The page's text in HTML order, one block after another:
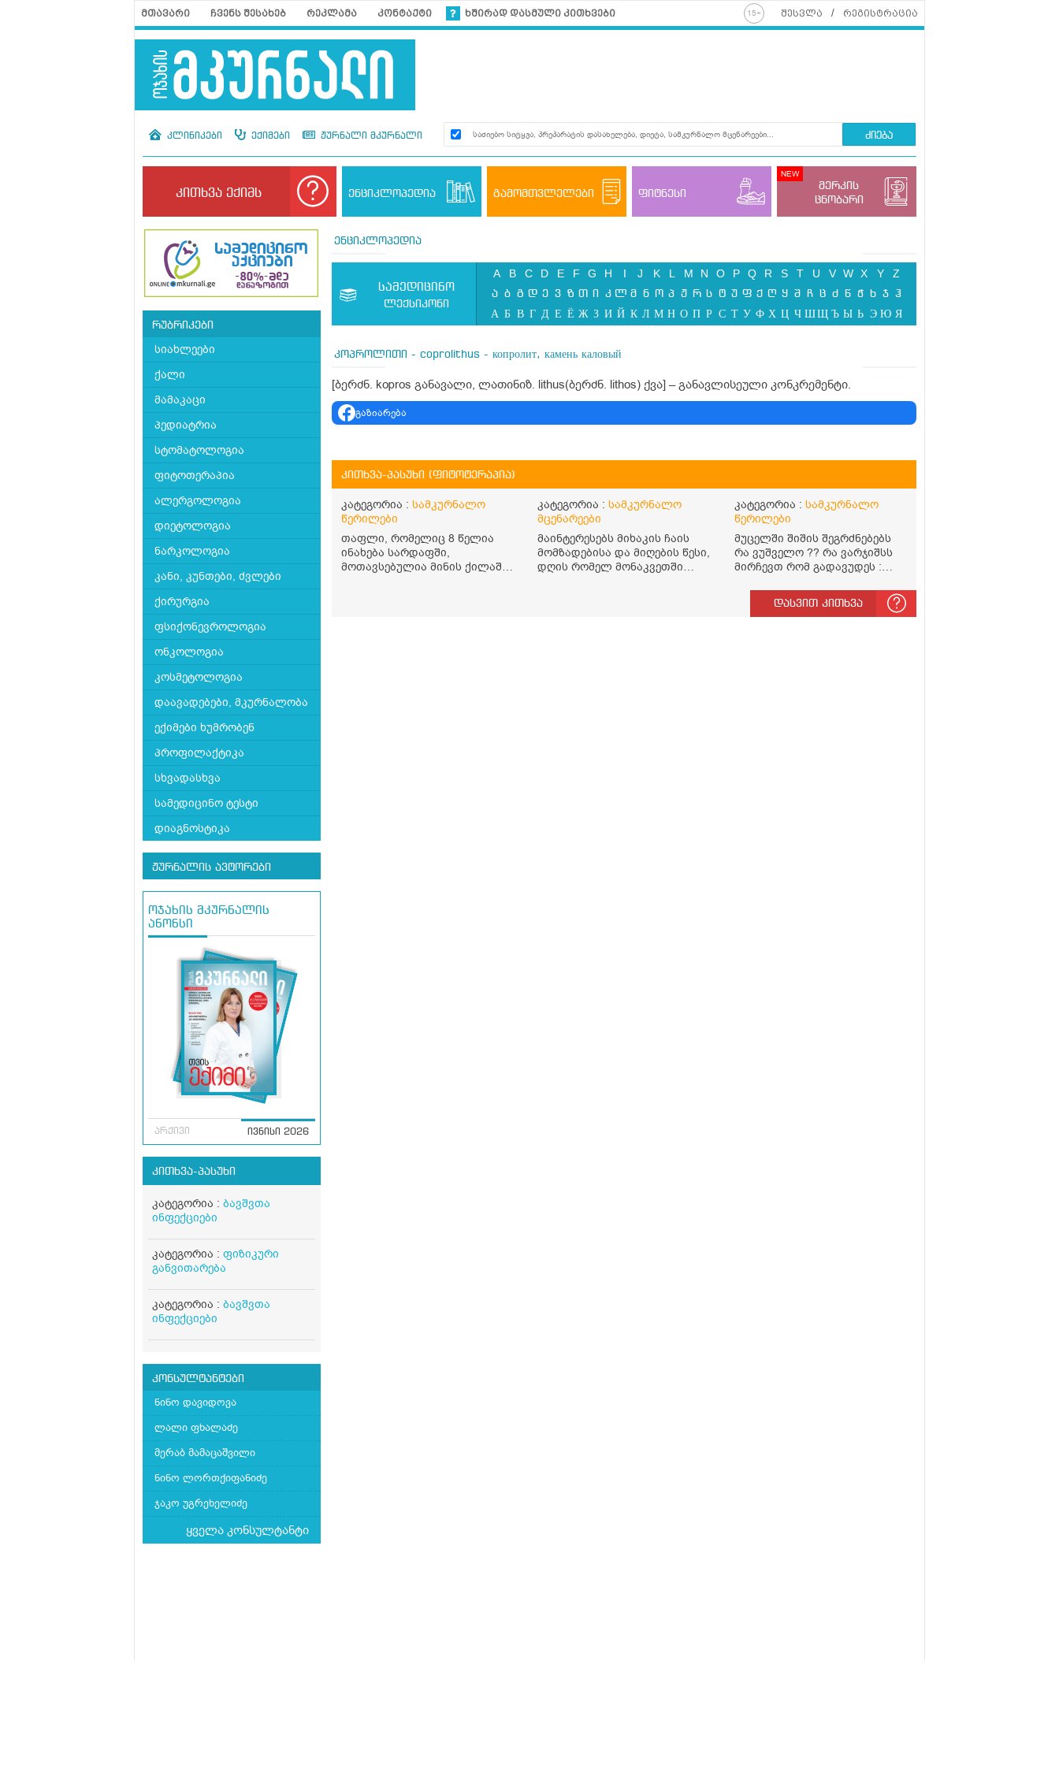
მთავარი ჩვენს შესახებ რეკლამა კონტაქტი ხშირად დასმული კითხვები შესვლა რეგისტრაცია
კლინიკები ექიმები ჟურნალი მკურნალი ძიება
კითხვა ექიმს ენციკლოპედია გამომთვლელები ფიტნესი
მერკის
ცნობარი
რუბრიკები
სიახლეები
ქალი
მამაკაცი
პედიატრია
სტომატოლოგია
ფიტოთერაპია
ალერგოლოგია
დიეტოლოგია
ნარკოლოგია
კანი, კუნთები, ძვლები
ქირურგია
ფსიქონევროლოგია
ონკოლოგია
კოსმეტოლოგია
დაავადებები, მკურნალობა
ექიმები ხუმრობენ
პროფილაქტიკა
სხვადასხვა
სამედიცინო ტესტი
დიაგნოსტიკა
ჟურნალის ავტორები
ოჯახის მკურნალის
ანონსი
არქივი ივნისი 2026
კითხვა-პასუხი
კატეგორია : ბავშვთა
ინფექციები
კატეგორია : ფიზიკური
განვითარება
კატეგორია : ბავშვთა
ინფექციები
კონსულტანტები
ნინო დავიდოვა
ლალი ფხალაძე
მერაბ მამაცაშვილი
ნინო ლორთქიფანიძე
ჯაკო უგრეხელიძე
ყველა კონსულტანტი
ენციკლოპედია
სამედიცინო
ლექსიკონი
A B C D E F G H I J K L M N O P Q R S T U V W X Y Z
ა ბ გ დ ე ვ ზ თ ი კ ლ მ ნ ო პ ჟ რ ს ტ უ ფ ქ ღ ყ შ ჩ ც ძ წ ჭ ხ ჯ ჰ
А Б В Г Д Е Ё Ж З И Й К Л М Н О П Р С Т У Ф Х Ц Ч ШЩ Ъ Ы Ь Э Ю Я
კოპროლითი - coprolithus - копролит, камень каловый
[ბერძნ. kopros განავალი, ლათინიზ. lithus(ბერძნ. lithos) ქვა] – განავლისეული კონკრემენტი.
გაზიარება
კითხვა-პასუხი (ფიტოტერაპია)
კატეგორია : სამკურნალო
წერილები
თაფლი, რომელიც 8 წელია
ინახება სარდაფში,
მოთავსებულია მინის ქილაში
კატეგორია :სამკურნალო
მცენარეები
მაინტერესებს მიხაკის ჩაის
მომზადებისა და მიღების წესი,
დღის რომელ მონაკვეთში
კატეგორია : სამკურნალო
წერილები
მუცელში შიშის შეგრძნებებს
რა ვუშველო ?? რა ვარჯიშსს
მირჩევთ რომ გადავუდეს :
დასვით კითხვა